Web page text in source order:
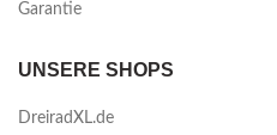
Garantie
UNSERE SHOPS
DreiradXL.de